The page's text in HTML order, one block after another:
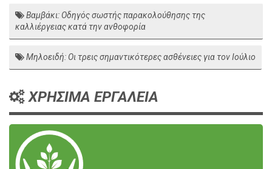
Βαμβάκι: Οδηγός σωστής παρακολούθησης της
καλλιέργειας κατά την ανθοφορία
Μηλοειδή: Οι τρεις σημαντικότερες ασθένειες για τον Ιούλιο
ΧΡΗΣΙΜΑ ΕΡΓΑΛΕΙΑ